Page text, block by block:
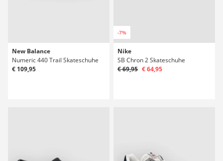
New Balance
Numeric 440 Trail Skateschuhe
€ 109,95
-7%
Nike
SB Chron 2 Skateschuhe
€ 69,95 € 64,95